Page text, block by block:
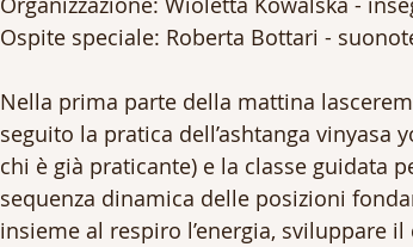
Ospite speciale: Roberta Bottari -
Nella prima parte della mattina
seguito la pratica dell’ashtanga vinyasa
chi è già praticante) e la classe guidata
sequenza dinamica delle posizioni
insieme al respiro l’energia, sviluppare